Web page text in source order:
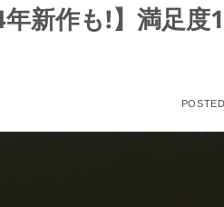
年新作も!】満足